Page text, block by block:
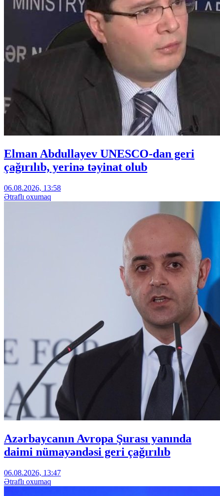
Elman Abdullayev UNESCO-dan geri
çağırılıb, yerinə təyinat olub
06.08.2026, 13:58
Ətraflı oxumaq
Azərbaycanın Avropa Şurası yanında
daimi nümayəndəsi geri çağırılıb
06.08.2026, 13:47
Ətraflı oxumaq